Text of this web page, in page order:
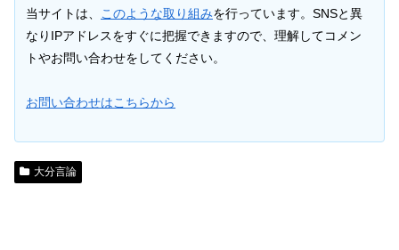
当サイトは、 このような取り組みを行っています。SNSと異
なりIPアドレスをすぐに把握できますので、理解してコメン
トやお問い合わせをしてください。
お問い合わせはこちらから
大分言論